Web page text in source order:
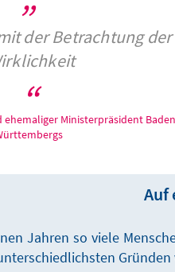
der Betrachtung der
ehemaliger Ministerpräsident
Auf
Jahren so viele
Gründen